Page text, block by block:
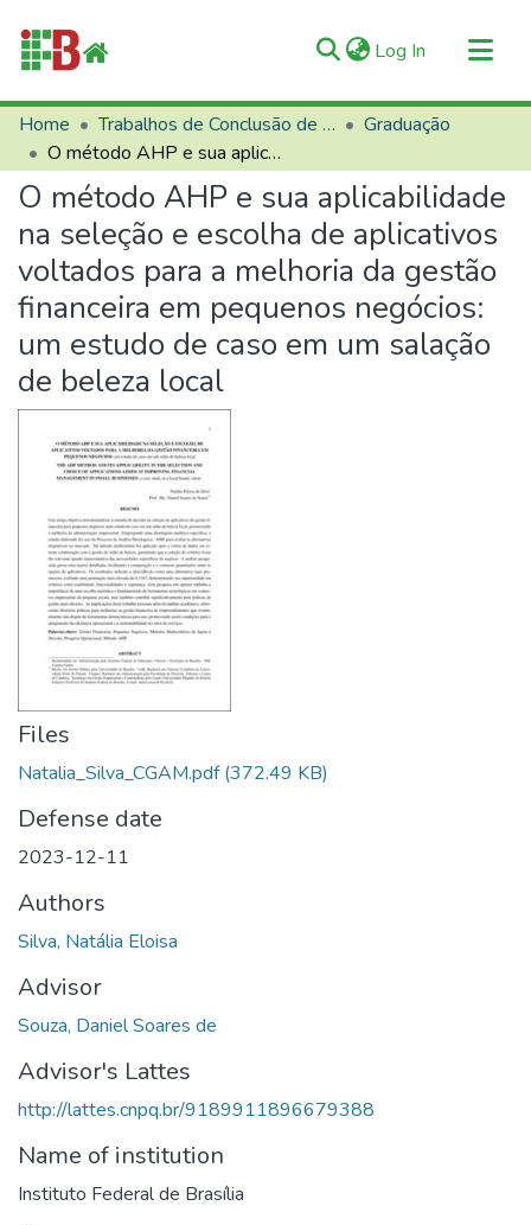
Log In (current)
Communities & Collections
All of RIIFB
Manuals and Terms
Statistics
About RIIFB
Help
Contacts
Home Trabalhos de Conclusão de Curso (TCCs)
Graduação
O método AHP e sua aplicabilidade na seleção e escolha de aplicativos voltados para a melhoria da gestão financeira em pequenos negócios: um estudo de caso em um salação de beleza local
O método AHP e sua aplicabilidade
na seleção e escolha de aplicativos
voltados para a melhoria da gestão
financeira em pequenos negócios:
um estudo de caso em um salação
de beleza local
Files
Natalia_Silva_CGAM.pdf(372.49 KB)
Defense date
2023-12-11
Authors
Silva, Natália Eloisa
Advisor
Souza, Daniel Soares de
Advisor's Lattes
http://lattes.cnpq.br/9189911896679388
Name of institution
Instituto Federal de Brasília